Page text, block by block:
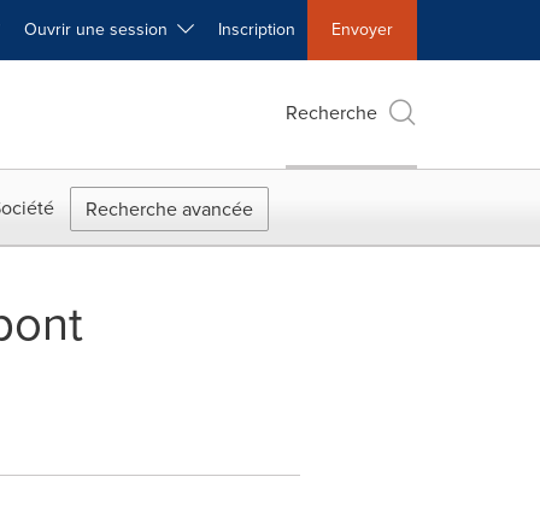
Ouvrir une session Inscription Envoyer
Recherche
Recherche avancée